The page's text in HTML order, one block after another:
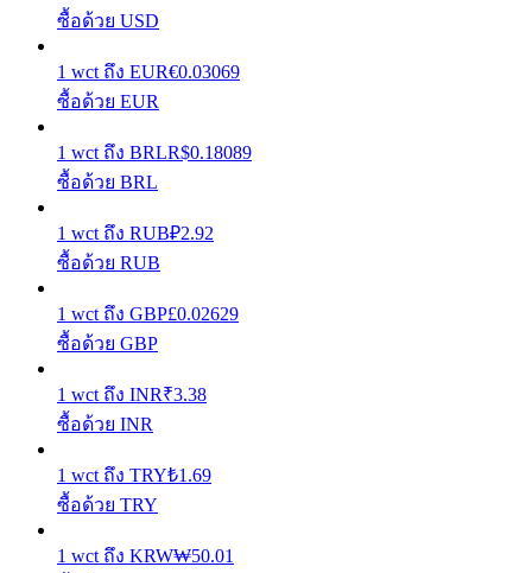
ผลตอบแทนสูงและเข้าถึงได้ทันที
ซื้อด้วย USD
1 wct ถึง EUR€0.03069
ซื้อด้วย EUR
1 wct ถึง BRLR$0.18089
ซื้อด้วย BRL
1 wct ถึง RUB₽2.92
ซื้อด้วย RUB
1 wct ถึง GBP£0.02629
ซื้อด้วย GBP
1 wct ถึง INR₹3.38
ซื้อด้วย INR
1 wct ถึง TRY₺1.69
ซื้อด้วย TRY
1 wct ถึง KRW₩50.01